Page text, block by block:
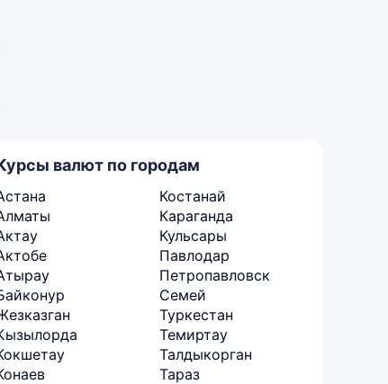
валют по городам
Костанай
Караганда
Кульсары
Павлодар
Петропавловск
Семей
Туркестан
Темиртау
Талдыкорган
Тараз